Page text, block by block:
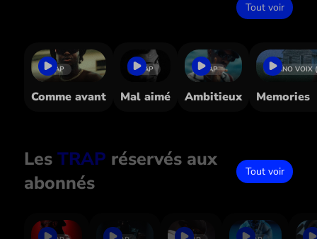
Tout voir
TRAP
Comme avant
TRAP
Mal aimé
TRAP
Ambitieux
PIANO VOIX
Memories
Les TRAP réservés aux
abonnés
Tout voir